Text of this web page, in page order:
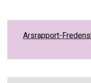
Arsrapport-